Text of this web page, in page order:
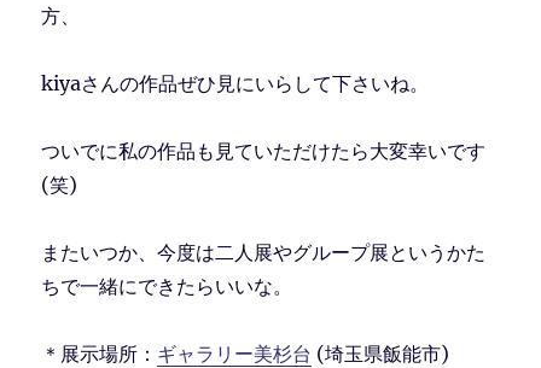
方、
kiyaさんの作品ぜひ見にいらして下さいね。
ついでに私の作品も見ていただけたら大変幸いです
(笑)
またいつか、今度は二人展やグループ展というかた
ちで一緒にできたらいいな。
＊展示場所： ギャラリー美杉台 (埼玉県飯能市)